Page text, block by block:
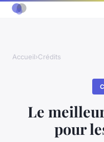
Accueil›Crédits
Le
pour